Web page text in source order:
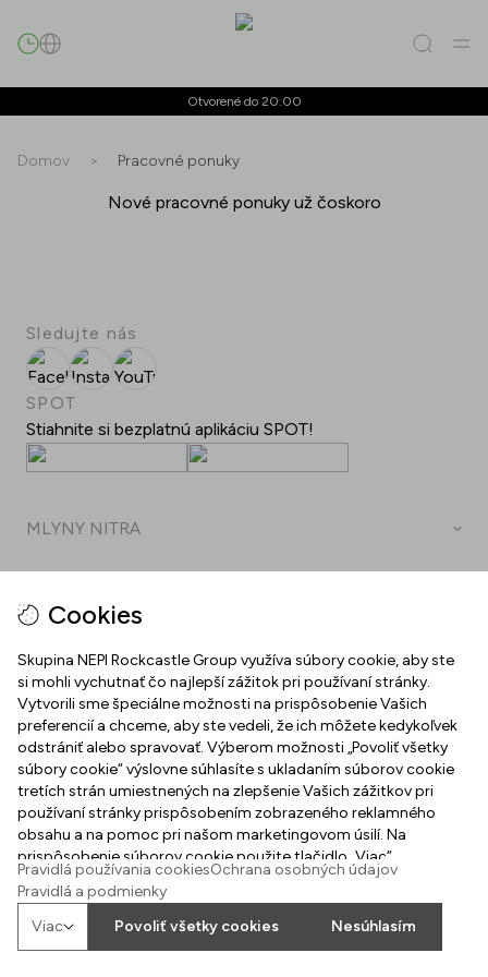
0 Ponuky
Podujatia
Otvorené do 20:00
Domov > Pracovné ponuky
Nové pracovné ponuky už čoskoro
Cookies
Skupina NEPI Rockcastle Group využíva súbory cookie, aby ste
si mohli vychutnať čo najlepší zážitok pri používaní stránky.
Vytvorili sme špeciálne možnosti na prispôsobenie Vašich
preferencií a chceme, aby ste vedeli, že ich môžete kedykoľvek
odstrániť alebo spravovať. Výberom možnosti „Povoliť všetky
súbory cookie“ výslovne súhlasíte s ukladaním súborov cookie
tretích strán umiestnených na zlepšenie Vašich zážitkov pri
používaní stránky prispôsobením zobrazeného reklamného
obsahu a na pomoc pri našom marketingovom úsilí. Na
prispôsobenie súborov cookie použite tlačidlo „Viac“.
Pravidlá používania cookiesOchrana osobných údajov
Pravidlá a podmienky
Viac
Povoliť všetky cookies Nesúhlasím
Sledujte nás
FacebookInstagramYouTube
SPOT
Stiahnite si bezplatnú aplikáciu SPOT!
MLYNY NITRA
O nás
Služby v OC Mlyny Nitra
Kontakty
Ochrana osobných údajov
Prevádzkový poriadok OC Mlyny
Podmienky používania webovej stránky
Pravidlá používania cookies
Zmena nastavenia cookies
Všeobecné pravidlá súťaží na sociálnych sieťach
Ako nás nájdete
Parkovanie
Darčekové poukážky
Pracovné ponuky
Žiadosť o prenájom
2026©Property of NEPI Rockcastle